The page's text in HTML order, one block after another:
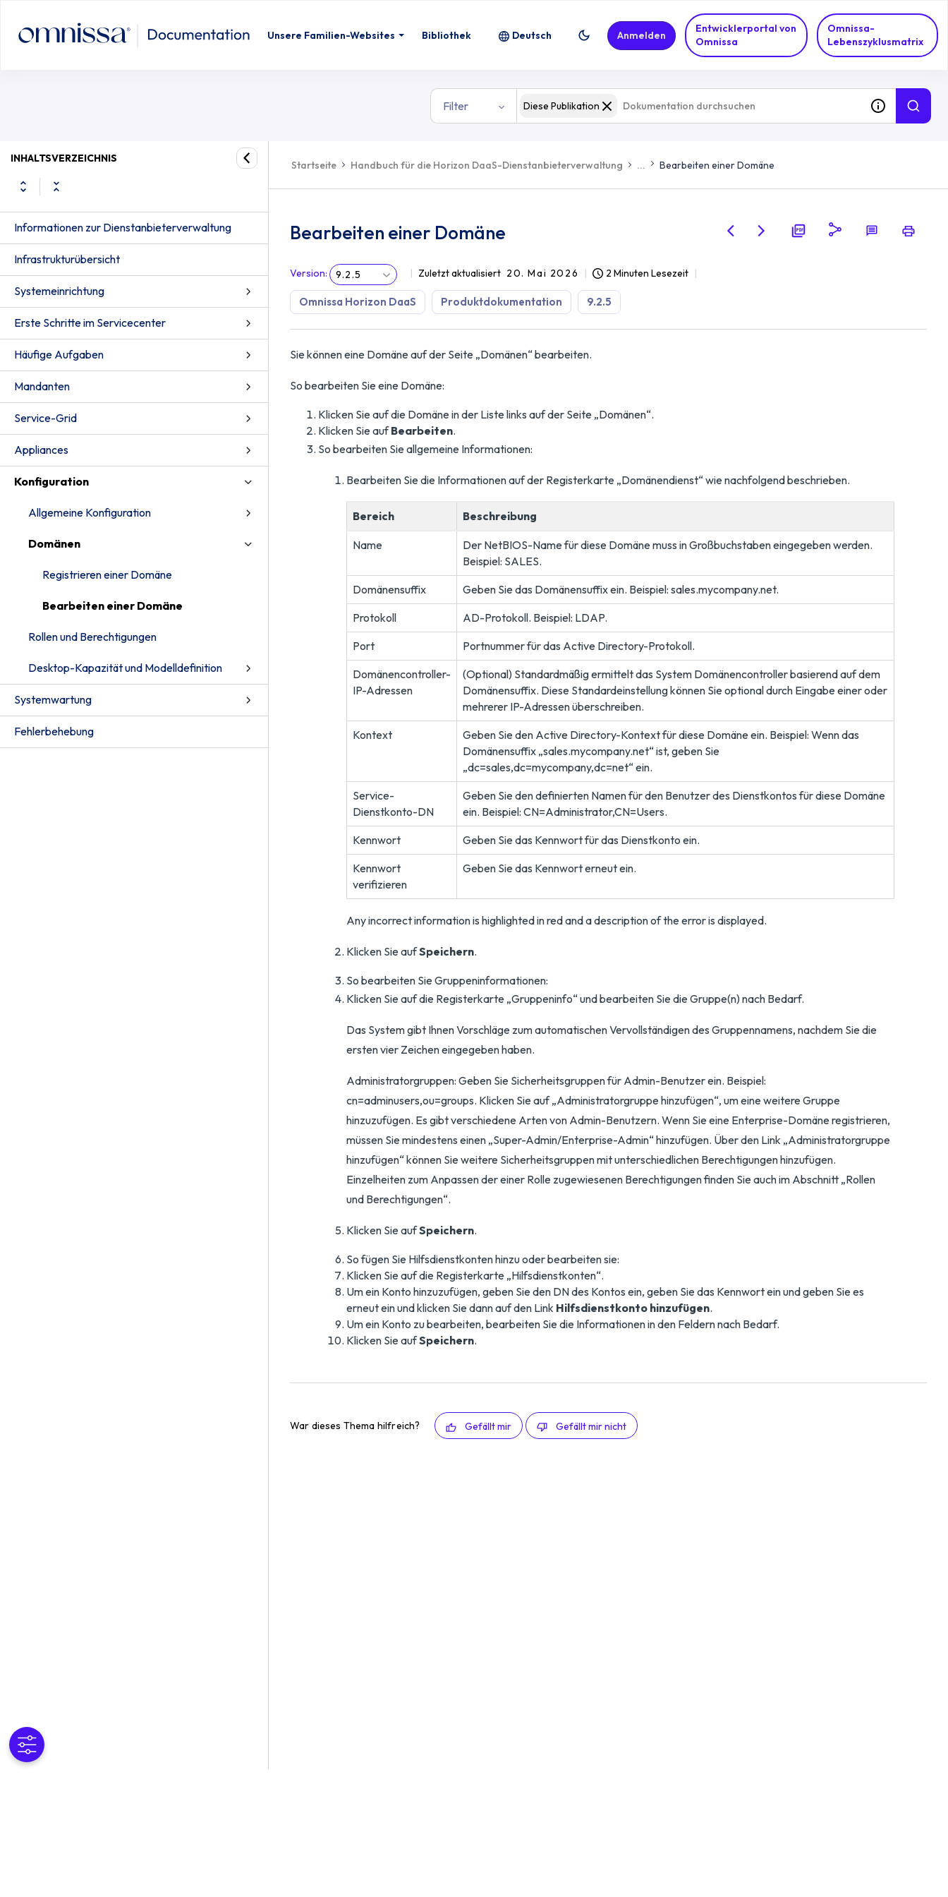
Unsere Familien-Websites Bibliothek
Entwicklerportal von
Omnissa
Omnissa-
Lebenszyklusmatrix
Deutsch Anmelden
Filter Diese Publikation
INHALTSVERZEICHNIS
Informationen zur Dienstanbieterverwaltung
Infrastrukturübersicht
Systemeinrichtung
Erste Schritte im Servicecenter
Häufige Aufgaben
Mandanten
Service-Grid
Appliances
Konfiguration
Allgemeine Konfiguration
Domänen
Registrieren einer Domäne
Bearbeiten einer Domäne
Rollen und Berechtigungen
Desktop-Kapazität und Modelldefinition
Systemwartung
Fehlerbehebung
Startseite Handbuch für die Horizon DaaS-Dienstanbieterverwaltung ... Bearbeiten einer Domäne
Bearbeiten einer Domäne
Version: 9.2.5 Zuletzt aktualisiert 20. Mai 2026 2 Minuten Lesezeit
Omnissa Horizon DaaS Produktdokumentation 9.2.5
Sie können eine Domäne auf der Seite „Domänen“ bearbeiten.
So bearbeiten Sie eine Domäne:
Klicken Sie auf die Domäne in der Liste links auf der Seite „Domänen“.
Klicken Sie aufBearbeiten.
So bearbeiten Sie allgemeine Informationen:
Bearbeiten Sie die Informationen auf der Registerkarte „Domänendienst“ wie nachfolgend beschrieben.
Bereich Beschreibung
Name
Der NetBIOS-Name für diese Domäne muss in Großbuchstaben eingegeben werden.
Beispiel: SALES.
Domänensuffix
Geben Sie das Domänensuffix ein. Beispiel: sales.mycompany.net.
Protokoll
AD-Protokoll. Beispiel: LDAP.
Port
Portnummer für das Active Directory-Protokoll.
Domänencontroller-
IP-Adressen
(Optional) Standardmäßig ermittelt das System Domänencontroller basierend auf dem
Domänensuffix. Diese Standardeinstellung können Sie optional durch Eingabe einer oder
mehrerer IP-Adressen überschreiben.
Kontext
Geben Sie den Active Directory-Kontext für diese Domäne ein. Beispiel: Wenn das
Domänensuffix „sales.mycompany.net“ ist, geben Sie
„dc=sales,dc=mycompany,dc=net“ ein.
Service-
Dienstkonto-DN
Geben Sie den definierten Namen für den Benutzer des Dienstkontos für diese Domäne
ein. Beispiel: CN=Administrator,CN=Users.
Kennwort
Geben Sie das Kennwort für das Dienstkonto ein.
Kennwort
verifizieren
Geben Sie das Kennwort erneut ein.
Any incorrect information is highlighted in red and a description of the error is displayed.
Klicken Sie aufSpeichern.
So bearbeiten Sie Gruppeninformationen:
Klicken Sie auf die Registerkarte „Gruppeninfo“ und bearbeiten Sie die Gruppe(n) nach Bedarf.
Das System gibt Ihnen Vorschläge zum automatischen Vervollständigen des Gruppennamens, nachdem Sie die
ersten vier Zeichen eingegeben haben.
Administratorgruppen: Geben Sie Sicherheitsgruppen für Admin-Benutzer ein. Beispiel:
cn=adminusers,ou=groups. Klicken Sie auf „Administratorgruppe hinzufügen“, um eine weitere Gruppe
hinzuzufügen. Es gibt verschiedene Arten von Admin-Benutzern. Wenn Sie eine Enterprise-Domäne registrieren,
müssen Sie mindestens einen „Super-Admin/Enterprise-Admin“ hinzufügen. Über den Link „Administratorgruppe
hinzufügen“ können Sie weitere Sicherheitsgruppen mit unterschiedlichen Berechtigungen hinzufügen.
Einzelheiten zum Anpassen der einer Rolle zugewiesenen Berechtigungen finden Sie auch im Abschnitt „Rollen
und Berechtigungen“.
Klicken Sie aufSpeichern.
So fügen Sie Hilfsdienstkonten hinzu oder bearbeiten sie:
Klicken Sie auf die Registerkarte „Hilfsdienstkonten“.
Um ein Konto hinzuzufügen, geben Sie den DN des Kontos ein, geben Sie das Kennwort ein und geben Sie es
erneut ein und klicken Sie dann auf den Link Hilfsdienstkonto hinzufügen.
Um ein Konto zu bearbeiten, bearbeiten Sie die Informationen in den Feldern nach Bedarf.
Klicken Sie aufSpeichern.
War dieses Thema hilfreich? Gefällt mir Gefällt mir nicht